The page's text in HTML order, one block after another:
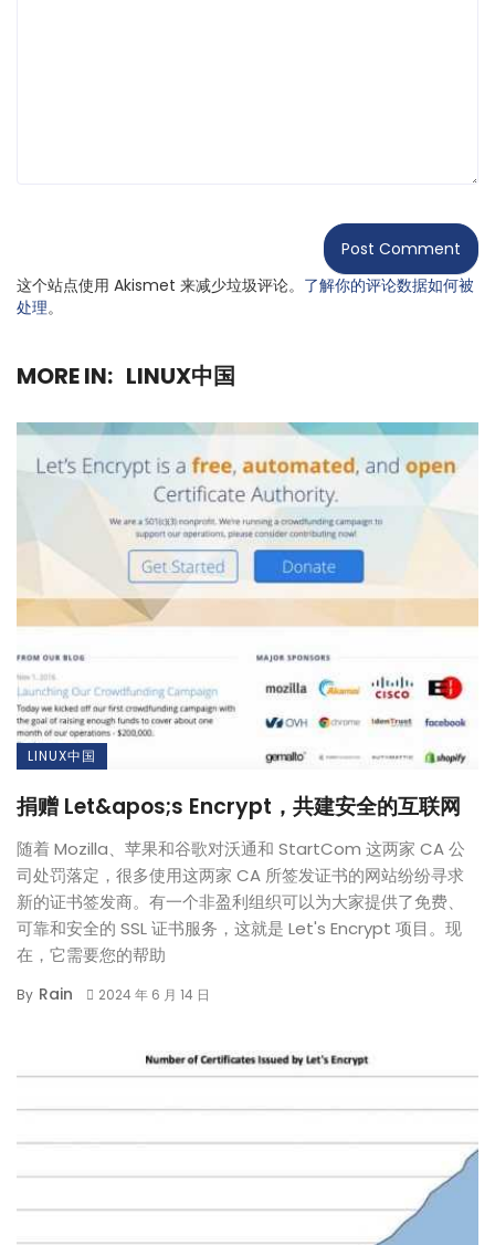
这个站点使用 Akismet 来减少垃圾评论。 了解你的评论数据如何被
处理。
MORE IN: LINUX中国
LINUX中国
捐赠 Let&apos;s Encrypt，共建安全的互联网
随着 Mozilla、苹果和谷歌对沃通和 StartCom 这两家 CA 公
司处罚落定，很多使用这两家 CA 所签发证书的网站纷纷寻求
新的证书签发商。有一个非盈利组织可以为大家提供了免费、
可靠和安全的 SSL 证书服务，这就是 Let's Encrypt 项目。现
在，它需要您的帮助
By Rain 2024 年 6 月 14 日